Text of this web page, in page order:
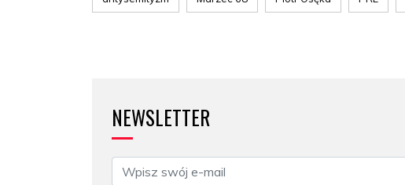
NEWSLETTER